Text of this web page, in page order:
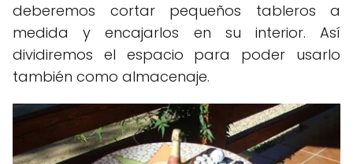
deberemos cortar pequeños tableros a
medida y encajarlos en su interior. Así
dividiremos el espacio para poder usarlo
también como almacenaje.